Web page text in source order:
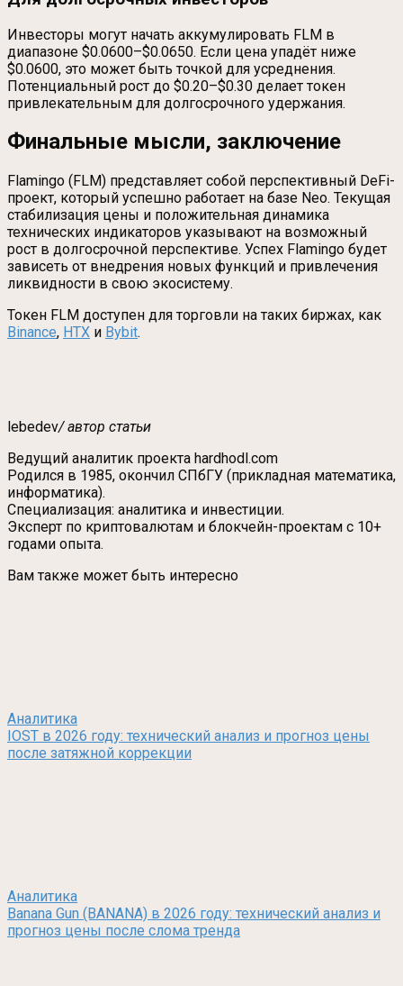
Инвесторы могут начать аккумулировать FLM в
диапазоне $0.0600–$0.0650. Если цена упадёт ниже
$0.0600, это может быть точкой для усреднения.
Потенциальный рост до $0.20–$0.30 делает токен
привлекательным для долгосрочного удержания.
Финальные мысли, заключение
Flamingo (FLM) представляет собой перспективный DeFi-
проект, который успешно работает на базе Neo. Текущая
стабилизация цены и положительная динамика
технических индикаторов указывают на возможный
рост в долгосрочной перспективе. Успех Flamingo будет
зависеть от внедрения новых функций и привлечения
ликвидности в свою экосистему.
Токен FLM доступен для торговли на таких биржах, как
Binance, HTX и Bybit.
lebedev/ автор статьи
Ведущий аналитик проекта hardhodl.com
Родился в 1985, окончил СПбГУ (прикладная математика,
информатика).
Специализация: аналитика и инвестиции.
Эксперт по криптовалютам и блокчейн-проектам с 10+
годами опыта.
Вам также может быть интересно
Аналитика
IOST в 2026 году: технический анализ и прогноз цены
после затяжной коррекции
Аналитика
Banana Gun (BANANA) в 2026 году: технический анализ и
прогноз цены после слома тренда